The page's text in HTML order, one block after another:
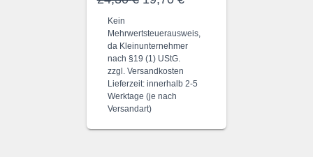
war:
24,30 €
ist:
19,70 €.
Kein
Mehrwertsteuerausweis,
da Kleinunternehmer
nach §19 (1) UStG.
zzgl. Versandkosten
Lieferzeit: innerhalb 2-5
Werktage (je nach
Versandart)